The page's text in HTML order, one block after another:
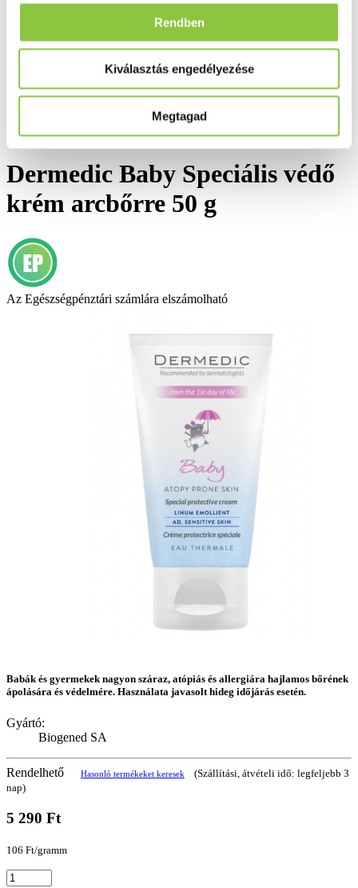
Rendben
Kiválasztás engedélyezése
Megtagad
Egészség ajándékba
Dermedic Baby Speciális védő krém arcbőrre 50 g
Dermedic Baby Speciális védő
krém arcbőrre 50 g
Az Egészségpénztári számlára elszámolható
Babák és gyermekek nagyon száraz, atópiás és allergiára hajlamos bőrének
ápolására és védelmére. Használata javasolt hideg időjárás esetén.
Gyártó:
Biogened SA
Rendelhető Hasonló termékeket keresek
(Szállítási, átvételi idő: legfeljebb 3
nap)
5 290 Ft
106 Ft/gramm